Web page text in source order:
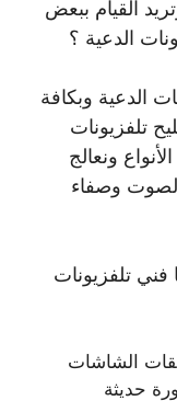
القيام ببعض
الدعية ؟
الدعية وبكافة
تلفزيونات
ونعالج
وصفاء
فني تلفزيونات
الشاشات
حديثة